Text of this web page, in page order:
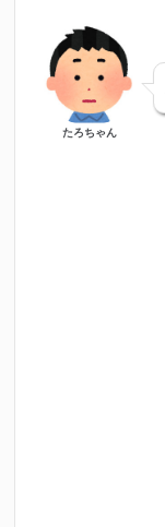
たろちゃん